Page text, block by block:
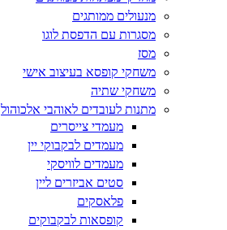
מנעולים ממותגים
מסגרות עם הדפסת לוגו
מסז
משחקי קופסא בעיצוב אישי
משחקי שתיה
מתנות לעובדים לאוהבי אלכוהול
מעמדי צייסרים
מעמדים לבקבוקי יין
מעמדים לוויסקי
סטים אביזרים ליין
פלאסקים
קופסאות לבקבוקים